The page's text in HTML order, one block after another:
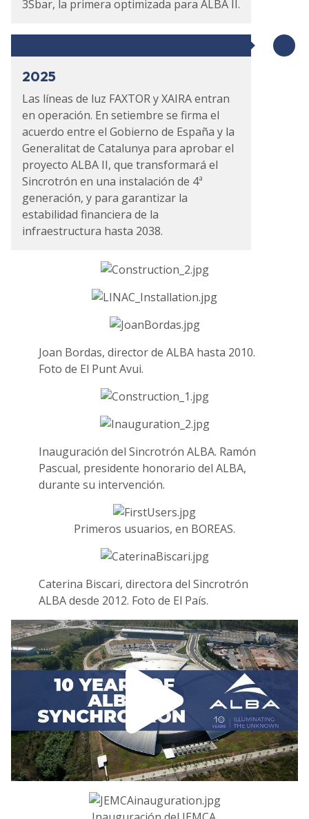
3Sbar, la primera optimizada para ALBA II.
2025
Las líneas de luz FAXTOR y XAIRA entran
en operación. En setiembre se firma el
acuerdo entre el Gobierno de España y la
Generalitat de Catalunya para aprobar el
proyecto ALBA II, que transformará el
Sincrotrón en una instalación de 4ª
generación, y para garantizar la
estabilidad financiera de la
infraestructura hasta 2038.
Joan Bordas, director de ALBA hasta 2010.
Foto de El Punt Avui.
Inauguración del Sincrotrón ALBA. Ramón
Pascual, presidente honorario del ALBA,
durante su intervención.
Primeros usuarios, en BOREAS.
Caterina Biscari, directora del Sincrotrón
ALBA desde 2012. Foto de El País.